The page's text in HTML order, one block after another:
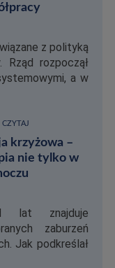
z polityką
Rząd rozpoczął
a w
CZYTAJ
krzyżowa –
nie tylko w
lat znajduje
zaburzeń
Jak podkreślał